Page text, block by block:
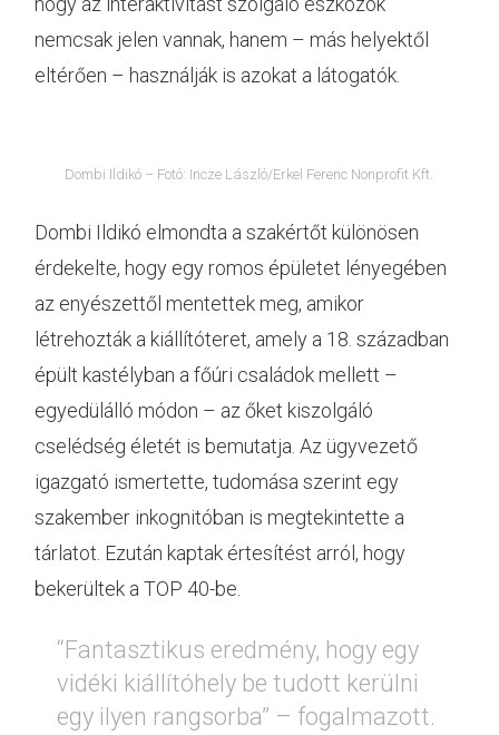
nemcsak jelen vannak, hanem – más helyektől
eltérően – használják is azokat a látogatók.
Dombi Ildikó – Fotó: Incze László/Erkel Ferenc Nonprofit Kft.
Dombi Ildikó elmondta a szakértőt különösen
érdekelte, hogy egy romos épületet lényegében
az enyészettől mentettek meg, amikor
létrehozták a kiállítóteret, amely a 18. században
épült kastélyban a főúri családok mellett –
egyedülálló módon – az őket kiszolgáló
cselédség életét is bemutatja. Az ügyvezető
igazgató ismertette, tudomása szerint egy
szakember inkognitóban is megtekintette a
tárlatot. Ezután kaptak értesítést arról, hogy
bekerültek a TOP 40-be.
“Fantasztikus eredmény, hogy egy
vidéki kiállítóhely be tudott kerülni
egy ilyen rangsorba” – fogalmazott.